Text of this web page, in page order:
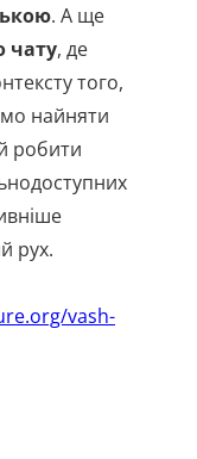
. А ще
чату, де
того,
найняти
робити
рух.
vash-